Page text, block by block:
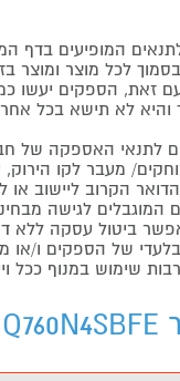
המופיעים בדף
לכל מוצר ומוצר
עם זאת, הספקים
לא תישא בכל
לתנאי האספקה של
מעבר לקו
הדואר הקרוב
לגישה
ביטול עסקה ללא
של הספקים ו/או
שימוש במנוף ככל